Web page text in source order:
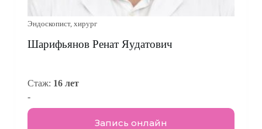
Эндоскопист, хирург
Шарифьянов Ренат Яудатович
Стаж: 16 лет
-
Запись онлайн